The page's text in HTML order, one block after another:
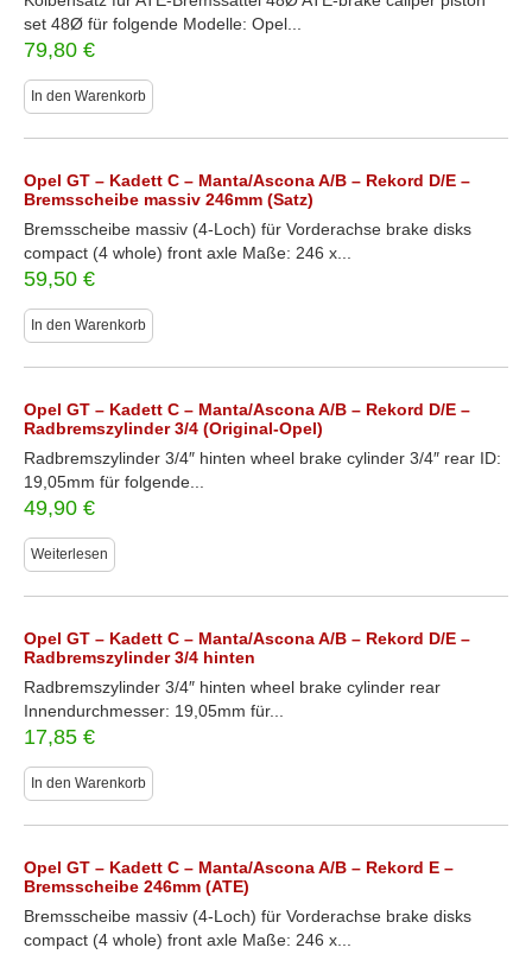
set 48Ø für folgende Modelle: Opel...
79,80 €
In den Warenkorb
Opel GT – Kadett C – Manta/Ascona A/B – Rekord D/E –
Bremsscheibe massiv 246mm (Satz)
Bremsscheibe massiv (4-Loch) für Vorderachse brake disks
compact (4 whole) front axle Maße: 246 x...
59,50 €
In den Warenkorb
Opel GT – Kadett C – Manta/Ascona A/B – Rekord D/E –
Radbremszylinder 3/4 (Original-Opel)
Radbremszylinder 3/4″ hinten wheel brake cylinder 3/4″ rear ID:
19,05mm für folgende...
49,90 €
Weiterlesen
Opel GT – Kadett C – Manta/Ascona A/B – Rekord D/E –
Radbremszylinder 3/4 hinten
Radbremszylinder 3/4″ hinten wheel brake cylinder rear
Innendurchmesser: 19,05mm für...
17,85 €
In den Warenkorb
Opel GT – Kadett C – Manta/Ascona A/B – Rekord E –
Bremsscheibe 246mm (ATE)
Bremsscheibe massiv (4-Loch) für Vorderachse brake disks
compact (4 whole) front axle Maße: 246 x...